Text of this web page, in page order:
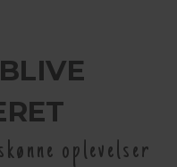
oplevelser